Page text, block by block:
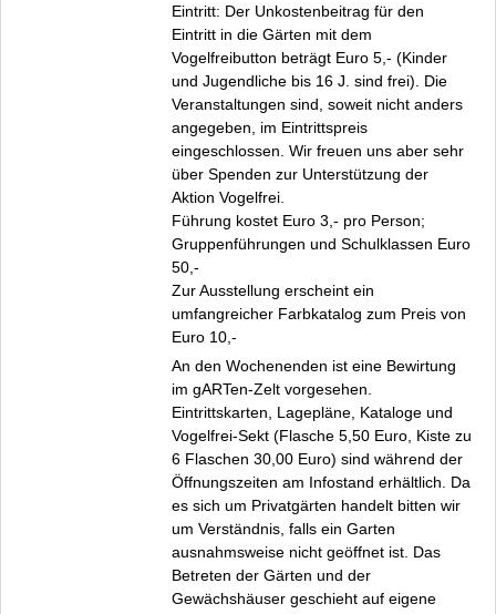
Eintritt: Der Unkostenbeitrag für den
Eintritt in die Gärten mit dem
Vogelfreibutton beträgt Euro 5,- (Kinder
und Jugendliche bis 16 J. sind frei). Die
Veranstaltungen sind, soweit nicht anders
angegeben, im Eintrittspreis
eingeschlossen. Wir freuen uns aber sehr
über Spenden zur Unterstützung der
Aktion Vogelfrei
Führung kostet Euro 3,- pro Person;
Gruppenführungen und Schulklassen Euro
50,-
Zur Ausstellung erscheint ein
umfangreicher Farbkatalog zum Preis von
Euro 10,-
An den Wochenenden ist eine Bewirtung
im gARTen-Zelt vorgesehen.
Eintrittskarten, Lagepläne, Kataloge und
Vogelfrei-Sekt (Flasche 5,50 Euro, Kiste zu
6 Flaschen 30,00 Euro) sind während der
Öffnungszeiten am Infostand erhältlich. Da
es sich um Privatgärten handelt bitten wir
um Verständnis, falls ein Garten
ausnahmsweise nicht geöffnet ist. Das
Betreten der Gärten und der
Gewächshäuser geschieht auf eigene